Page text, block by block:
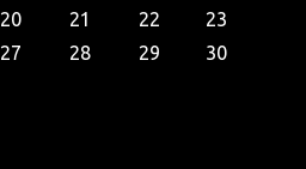
20 21 22
23
27 28 29
30